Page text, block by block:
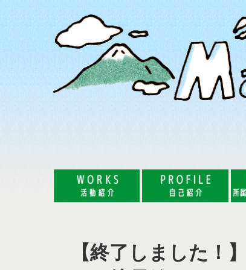
コ
ン
テ
ン
ツ
へ
ス
キ
ッ
プ
ナ
ビ
ゲ
ー
シ
ョ
ン
に
移
動
【終了しました！